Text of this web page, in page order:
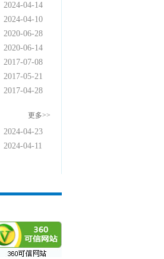
2024-04-14
2024-04-10
2020-06-28
2020-06-14
2017-07-08
2017-05-21
2017-04-28
更多>>
2024-04-23
2024-04-11